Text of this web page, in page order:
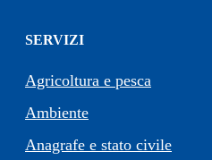
SERVIZI
Agricoltura e pesca
Ambiente
Anagrafe e stato civile